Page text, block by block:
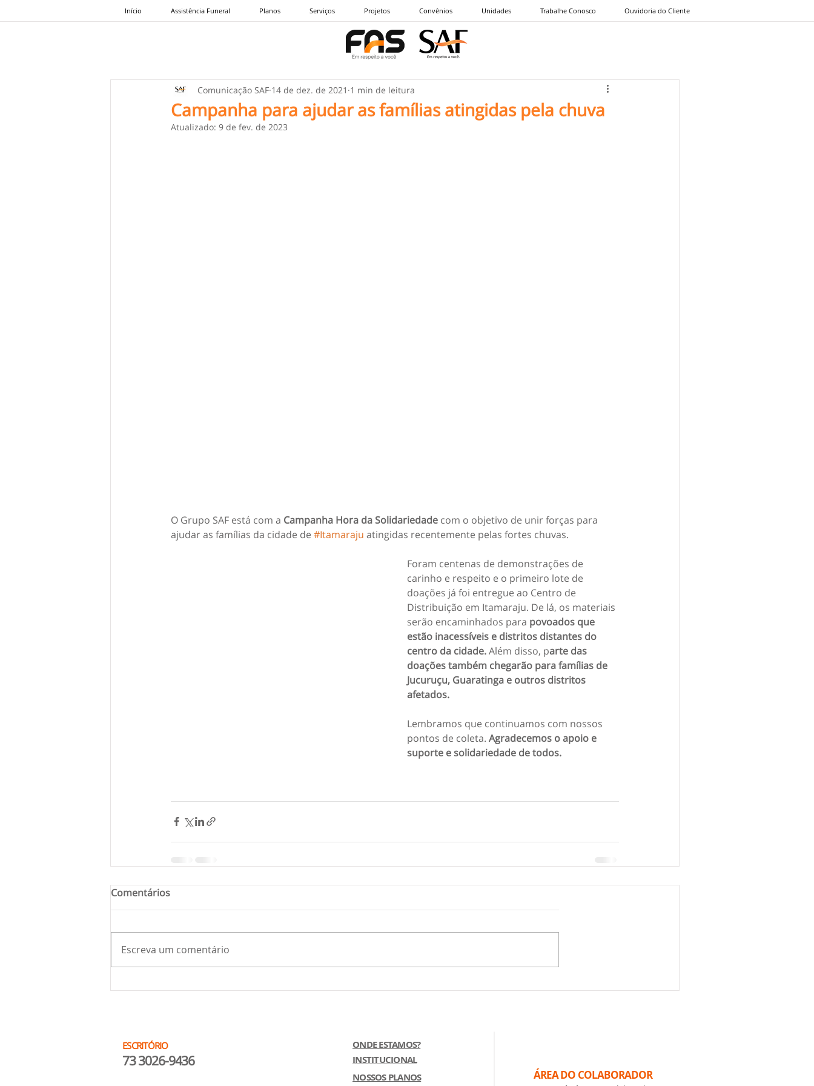
Início Assistência Funeral Planos Serviços Projetos Convênios Unidades Trabalhe Conosco Ouvidoria do Cliente
Campanha para ajudar as famílias atingidas pela chuva
Comunicação SAF 14 de dez. de 2021 1 min de leitura
Atualizado: 9 de fev. de 2023
O Grupo SAF está com a Campanha Hora da Solidariedade com o objetivo de unir forças para
ajudar as famílias da cidade de #Itamaraju atingidas recentemente pelas fortes chuvas.
Foram centenas de demonstrações de
carinho e respeito e o primeiro lote de
doações já foi entregue ao Centro de
Distribuição em Itamaraju. De lá, os materiais
serão encaminhados para povoados que
estão inacessíveis e distritos distantes do
centro da cidade. Além disso, parte das
doações também chegarão para famílias de
Jucuruçu, Guaratinga e outros distritos
afetados.
Lembramos que continuamos com nossos
pontos de coleta. Agradecemos o apoio e
suporte e solidariedade de todos.
Comentários
Escreva um comentário
ESCRITÓRIO
73 3026-9436
ONDE ESTAMOS?
INSTITUCIONAL
NOSSOS PLANOS
ÁREA DO COLABORADOR